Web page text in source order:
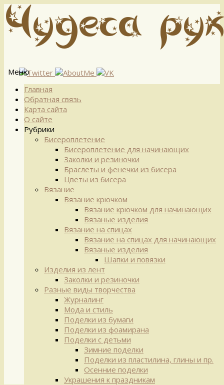
Меню
Перейти
содержимому
Главная
Обратная связь
Карта сайта
О сайте
Рубрики
Бисероплетение
Бисероплетение для начинающих
Заколки и резиночки
Браслеты и фенечки из бисера
Цветы из бисера
Вязание
Вязание крючком
Вязание крючком для начинающих
Вязаные изделия
Вязание на спицах
Вязание на спицах для начинающих
Вязаные изделия
Шапки и повязки
Изделия из лент
Заколки и резиночки
Разные виды творчества
Журналинг
Мода и стиль
Поделки из бумаги
Поделки из фоамирана
Поделки с детьми
Зимние поделки
Поделки из пластилина, глины и пр.
Осенние поделки
Украшения к праздникам